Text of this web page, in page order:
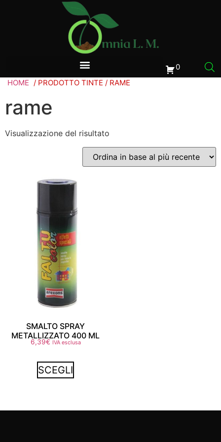
0
HOME / PRODOTTO TINTE / RAME
rame
Visualizzazione del risultato
SMALTO SPRAY
METALLIZZATO 400 ML
6,39€ IVA esclusa
SCEGLI